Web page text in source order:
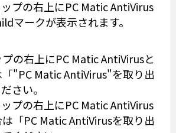
の右上にPC Matic AntiVirusと
"PC Matic AntiVirus"を取り出
さい。